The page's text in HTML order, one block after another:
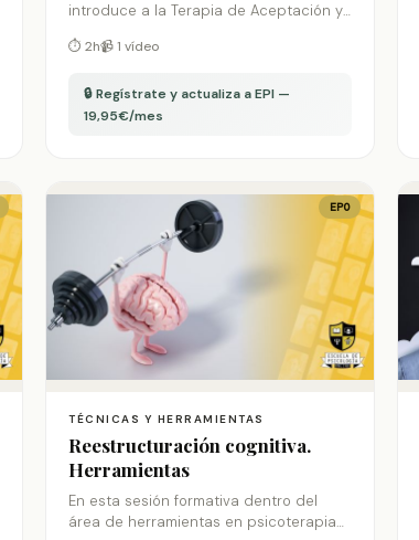
introduce a la Terapia de Aceptación y
contextualización histórica y nos
para su utilización dentro de los
procesos psicoterapéuticos desde una
⏱ 2h📹 1 vídeo
🔒 Regístrate y actualiza a EPI —
19,95€/mes
EPO
TÉCNICAS Y HERRAMIENTAS
Reestructuración cognitiva.
Herramientas
En esta sesión formativa dentro del
área de herramientas en psicoterapia